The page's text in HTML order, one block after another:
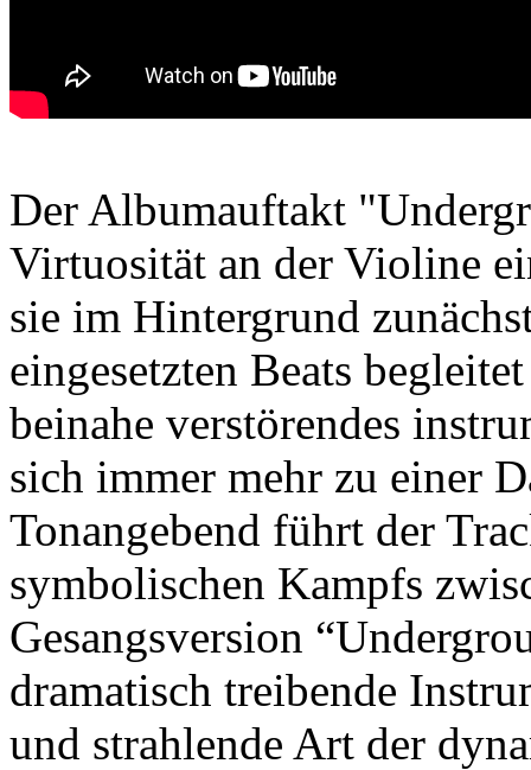
Der Albumauftakt
Virtuosität an der Violine
sie im Hintergrund
eingesetzten Beats
beinahe verstörendes
sich immer mehr zu einer
Tonangebend führt der
symbolischen Kampfs
Gesangsversion
dramatisch treibende
und strahlende Art der